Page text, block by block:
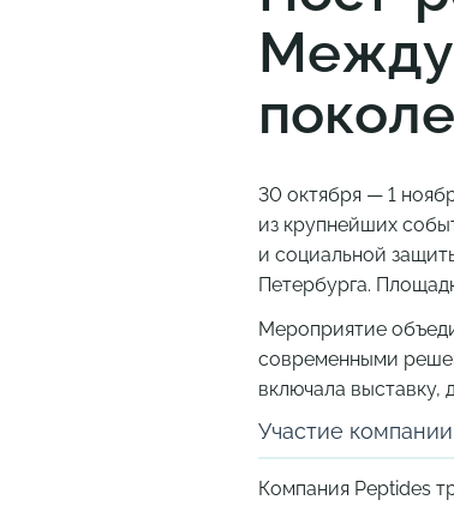
30 октября — 1
из крупнейших
и социальной
Петербурга.
Мероприятие
современными
включала выставку,
Участие
Компания Peptides